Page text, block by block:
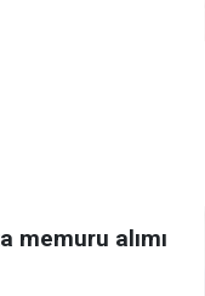
memuru alımı